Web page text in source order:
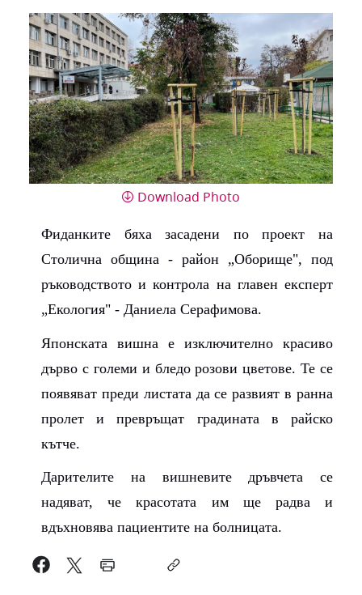
Download Photo
Фиданките бяха засадени по проект на
Столична община - район „Оборище", под
ръководството и контрола на главен експерт
„Екология" - Даниела Серафимова.
Японската вишна е изключително красиво
дърво с големи и бледо розови цветове. Те се
появяват преди листата да се развият в ранна
пролет и превръщат градината в райско
кътче.
Дарителите на вишневите дръвчета се
надяват, че красотата им ще радва и
вдъхновява пациентите на болницата.